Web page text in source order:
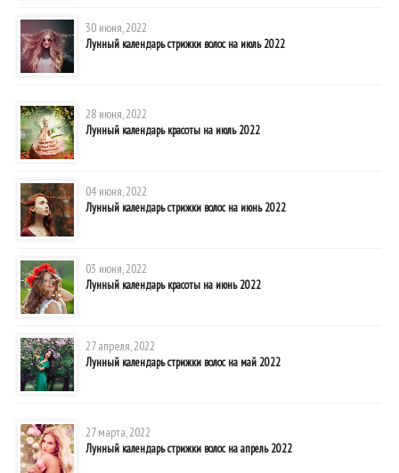
30 июня, 2022
Лунный календарь стрижки волос на июль 2022
28 июня, 2022
Лунный календарь красоты на июль 2022
04 июня, 2022
Лунный календарь стрижки волос на июнь 2022
03 июня, 2022
Лунный календарь красоты на июнь 2022
27 апреля, 2022
Лунный календарь стрижки волос на май 2022
27 марта, 2022
Лунный календарь стрижки волос на апрель 2022